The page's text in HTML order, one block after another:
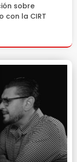
sobre
con la CIRT